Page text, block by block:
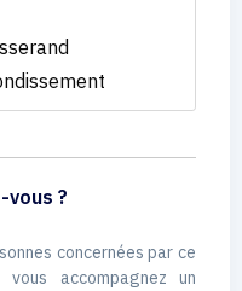
?
concernées par ce
accompagnez un